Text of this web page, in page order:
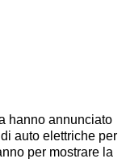
hanno annunciato
auto elettriche per
per mostrare la